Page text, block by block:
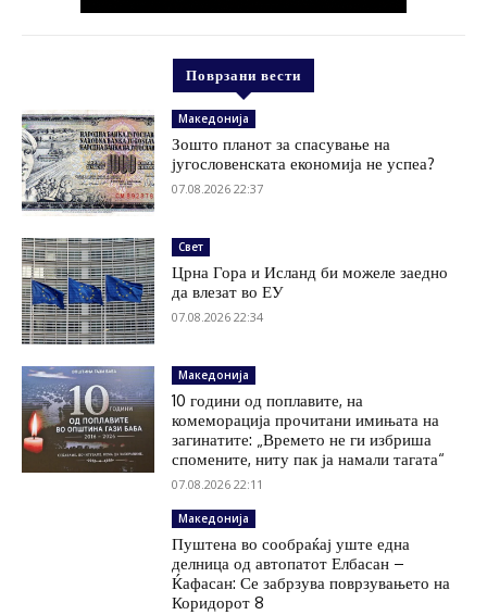
Поврзани вести
Македонија
Зошто планот за спасување на
југословенската економија не успеа?
07.08.2026 22:37
Свет
Црна Гора и Исланд би можеле заедно
да влезат во ЕУ
07.08.2026 22:34
Македонија
10 години од поплавите, на
комеморација прочитани имињата на
загинатите: „Времето не ги избриша
спомените, ниту пак ја намали тагата“
07.08.2026 22:11
Македонија
Пуштена во сообраќај уште една
делница од автопатот Елбасан –
Ќафасан: Се забрзува поврзувањето на
Коридорот 8